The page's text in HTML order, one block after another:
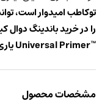
توکاطب امیدوار است،
را در خرید باندینگ
™Universal Primer
مشخصات محصول